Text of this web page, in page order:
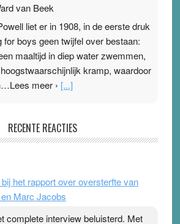
van Beek
liet er in 1908, in de eerste druk
for boys geen twijfel over bestaan:
maaltijd in diep water zwemmen,
kramp, waardoor
meer › [...]
van Beek
ermee hun hartslag te verlagen
opnemen. Daarop heeft zo’n
Maar het gevoel ‘makkelijker te
RECENTE REACTIES
het rapport over oversterfte van
Marc Jacobs
complete interview beluisterd. Met